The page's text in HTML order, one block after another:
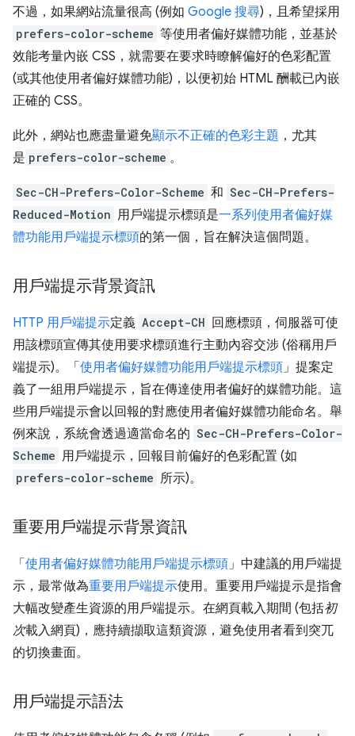
不過，如果網站流量很高 (例如 Google 搜尋)，且希望採用
prefers-color-scheme 等使用者偏好媒體功能，並基於
效能考量內嵌 CSS，就需要在要求時瞭解偏好的色彩配置
(或其他使用者偏好媒體功能)，以便初始 HTML 酬載已內嵌
正確的 CSS。
此外，網站也應盡量避免顯示不正確的色彩主題 ，尤其
是 prefers-color-scheme 。
Sec-CH-Prefers-Color-Scheme 和 Sec-CH-Prefers-
Reduced-Motion 用戶端提示標頭是一系列使用者偏好媒
體功能用戶端提示標頭的第一個，旨在解決這個問題。
用戶端提示背景資訊
HTTP 用戶端提示定義 Accept-CH 回應標頭，伺服器可使
用該標頭宣傳其使用要求標頭進行主動內容交涉 (俗稱用戶
端提示)。「 使用者偏好媒體功能用戶端提示標頭」提案定
義了一組用戶端提示，旨在傳達使用者偏好的媒體功能。這
些用戶端提示會以回報的對應使用者偏好媒體功能命名。舉
例來說，系統會透過適當命名的 Sec-CH-Prefers-Color-
Scheme 用戶端提示，回報目前偏好的色彩配置 (如
prefers-color-scheme 所示)。
重要用戶端提示背景資訊
「 使用者偏好媒體功能用戶端提示標頭」中建議的用戶端提
示，最常做為重要用戶端提示使用。重要用戶端提示是指會
大幅改變產生資源的用戶端提示。在網頁載入期間 (包括初
次載入網頁)，應持續擷取這類資源，避免使用者看到突兀
的切換畫面。
用戶端提示語法